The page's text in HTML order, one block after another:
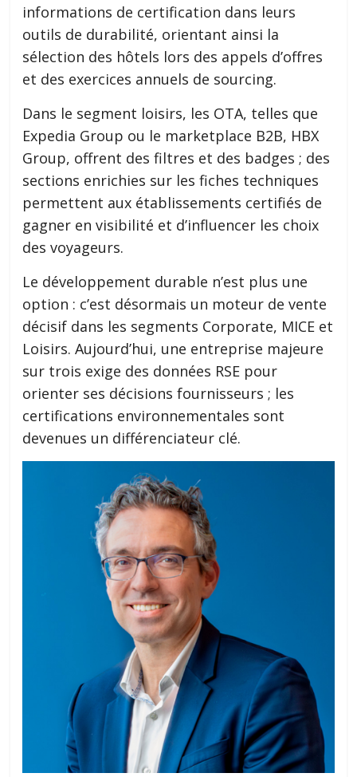
informations de certification dans leurs
outils de durabilité, orientant ainsi la
sélection des hôtels lors des appels d’offres
et des exercices annuels de sourcing.
Dans le segment loisirs, les OTA, telles que
Expedia Group ou le marketplace B2B, HBX
Group, offrent des filtres et des badges ; des
sections enrichies sur les fiches techniques
permettent aux établissements certifiés de
gagner en visibilité et d’influencer les choix
des voyageurs.
Le développement durable n’est plus une
option : c’est désormais un moteur de vente
décisif dans les segments Corporate, MICE et
Loisirs. Aujourd’hui, une entreprise majeure
sur trois exige des données RSE pour
orienter ses décisions fournisseurs ; les
certifications environnementales sont
devenues un différenciateur clé.